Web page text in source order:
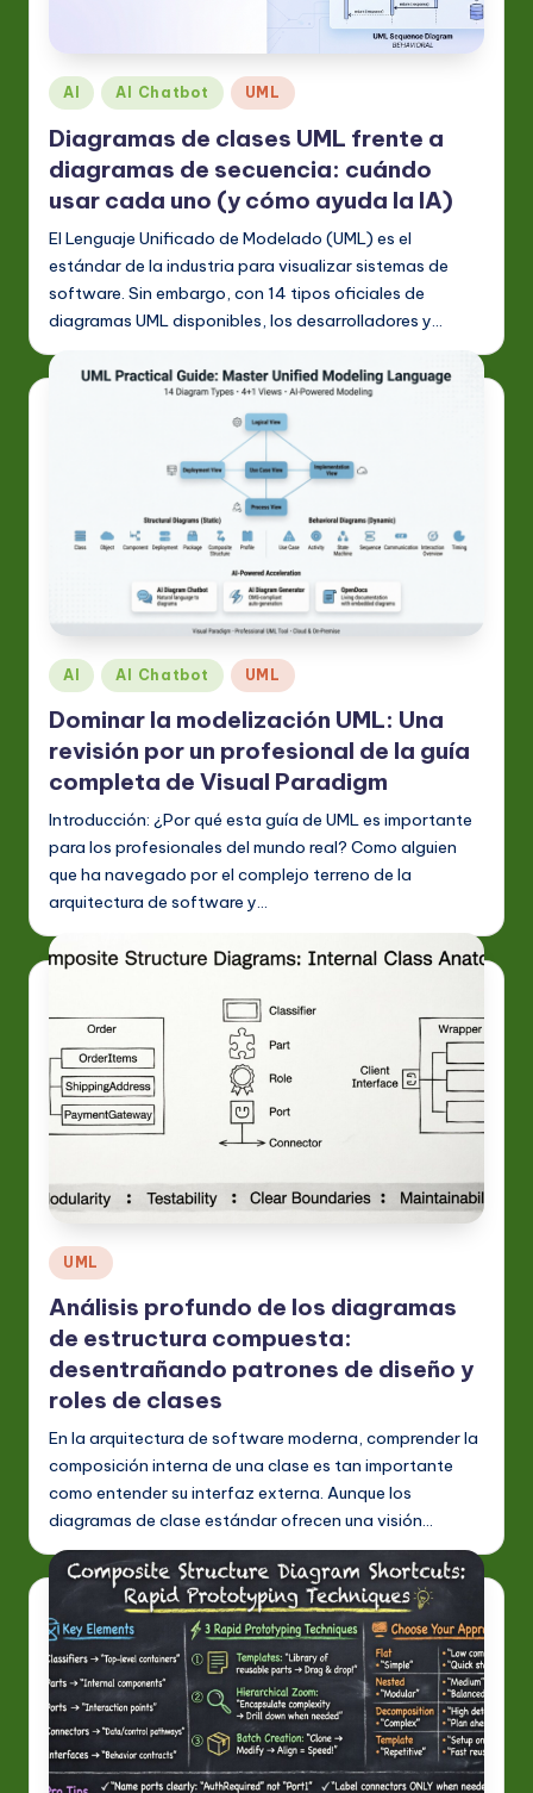
a
ni
s
h
-
L
a
t
&
S
o
ft
w
a
r
e
In
o
v
a
ti
o
n
Publicado
en
AI AI Chatbot UML
Diagramas de clases UML frente a
diagramas de secuencia: cuándo
usar cada uno (y cómo ayuda la IA)
El Lenguaje Unificado de Modelado (UML) es el
estándar de la industria para visualizar sistemas de
software. Sin embargo, con 14 tipos oficiales de
diagramas UML disponibles, los desarrolladores y…
Publicado
en
AI AI Chatbot UML
Dominar la modelización UML: Una
revisión por un profesional de la guía
completa de Visual Paradigm
Introducción: ¿Por qué esta guía de UML es importante
para los profesionales del mundo real? Como alguien
que ha navegado por el complejo terreno de la
arquitectura de software y…
Publicado
en
UML
Análisis profundo de los diagramas
de estructura compuesta:
desentrañando patrones de diseño y
roles de clases
En la arquitectura de software moderna, comprender la
composición interna de una clase es tan importante
como entender su interfaz externa. Aunque los
diagramas de clase estándar ofrecen una visión…